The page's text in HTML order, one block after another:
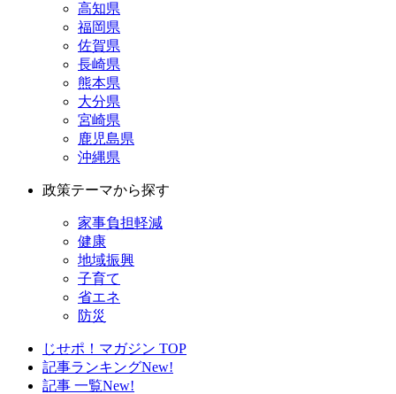
高知県
福岡県
佐賀県
長崎県
熊本県
大分県
宮崎県
鹿児島県
沖縄県
政策テーマから探す
家事負担軽減
健康
地域振興
子育て
省エネ
防災
じせポ！マガジン TOP
記事ランキングNew!
記事 一覧New!